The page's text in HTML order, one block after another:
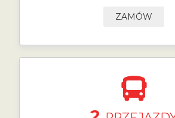
ZAMÓW